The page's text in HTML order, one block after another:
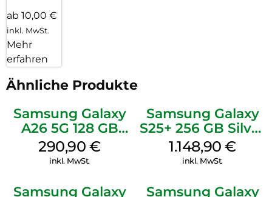
ab 10,00 €
inkl. MwSt.
Mehr
erfahren
Ähnliche Produkte
Samsung Galaxy
A26 5G 128 GB
White
290,90€
inkl. MwSt.
Samsung Galaxy
S25+ 256 GB Silver
Shadow
1.148,90€
inkl. MwSt.
Samsung Galaxy
Samsung Galaxy